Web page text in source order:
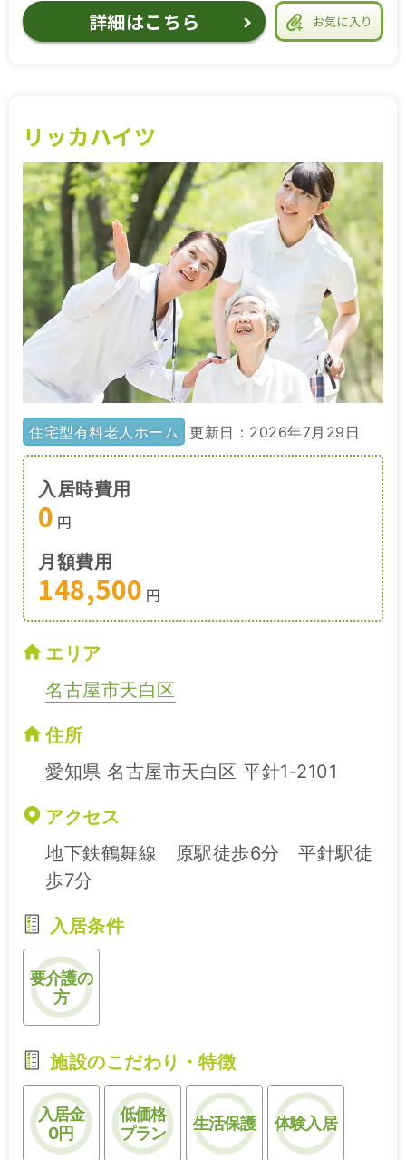
お気に入り
詳細はこちら
リッカハイツ
住宅型有料老人ホーム 更新日：2026年7月29日
入居時費用
0 円
月額費用
148,500 円
エリア
名古屋市天白区
住所
愛知県 名古屋市天白区 平針1-2101
アクセス
地下鉄鶴舞線 原駅徒歩6分 平針駅徒
歩7分
入居条件
要介護の
方
施設のこだわり・特徴
入居金
0円
低価格
プラン
生活保護 体験入居